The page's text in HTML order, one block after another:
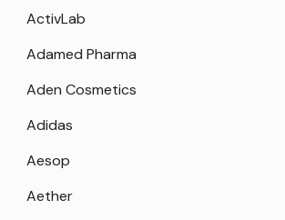
ActivLab
Adamed Pharma
Aden Cosmetics
Adidas
Aesop
Aether